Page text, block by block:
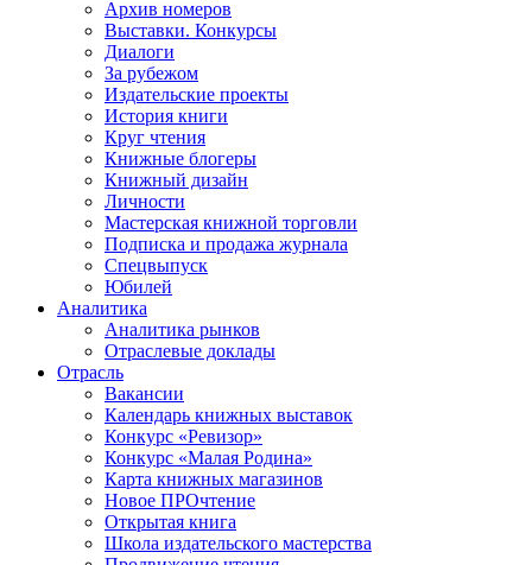
Архив номеров
Выставки. Конкурсы
Диалоги
За рубежом
Издательские проекты
История книги
Круг чтения
Книжные блогеры
Книжный дизайн
Личности
Мастерская книжной торговли
Подписка и продажа журнала
Спецвыпуск
Юбилей
Аналитика
Аналитика рынков
Отраслевые доклады
Отрасль
Вакансии
Календарь книжных выставок
Конкурс «Ревизор»
Конкурс «Малая Родина»
Карта книжных магазинов
Новое ПРОчтение
Открытая книга
Школа издательского мастерства